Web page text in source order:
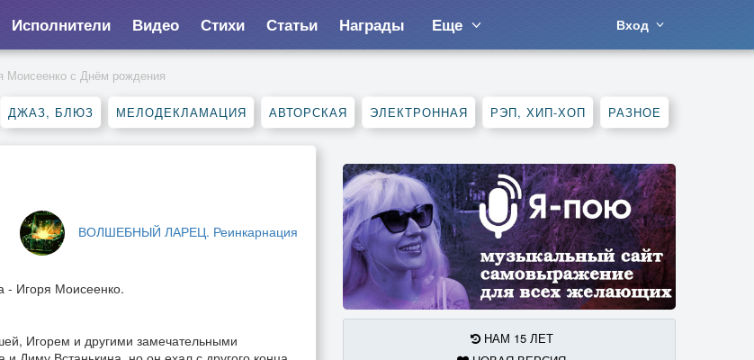
Исполнители Видео Стихи Статьи Награды Еще Вход
Моисеенко с Днём рождения
ДЖАЗ, БЛЮЗ МЕЛОДЕКЛАМАЦИЯ АВТОРСКАЯ ЭЛЕКТРОННАЯ РЭП, ХИП-ХОП РАЗНОЕ
ВОЛШЕБНЫЙ ЛАРЕЦ. Реинкарнация
- Игоря Моисеенко.
Игорем и другими замечательными
НАМ 15 ЛЕТ